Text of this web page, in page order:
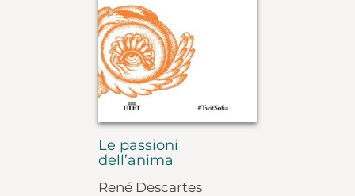
Le passioni
dell’anima
René Descartes